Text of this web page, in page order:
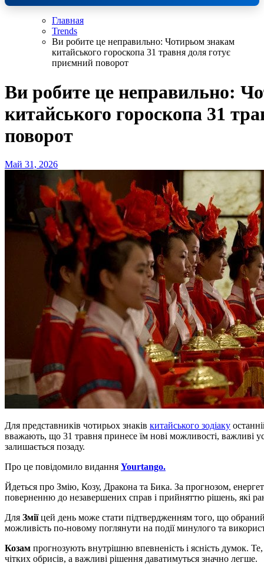
Главная
Trends
Ви робите це неправильно: Чотирьом знакам
китайського гороскопа 31 травня доля готує
приємний поворот
Ви робите це неправильно:
китайського гороскопа 31
поворот
Май 31, 2026
Для представників чотирьох знаків китайського зодіаку
вважають, що 31 травня принесе їм нові можливості, важливі
залишається позаду.
Про це повідомило видання Yourtango.
Йдеться про Змію, Козу, Дракона та Бика. За прогнозом,
поверненню до незавершених справ і прийняттю рішень, які
Для Зміїцей день може стати підтвердженням того, що
можливість по-новому поглянути на події минулого та
Козам прогнозують внутрішню впевненість і ясність думок.
чітких обрисів, а важливі рішення даватимуться значно легше.